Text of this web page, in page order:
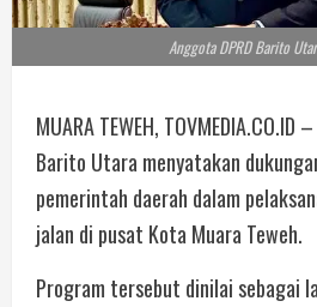
Anggota DPRD Barito
MUARA TEWEH, TOVMEDIA.CO.ID
Barito Utara menyatakan
pemerintah daerah dalam
jalan di pusat Kota Muara Teweh.
Program tersebut dinilai sebagai